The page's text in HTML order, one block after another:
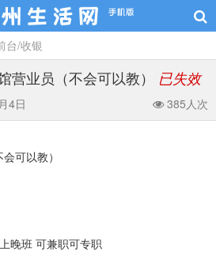
台/收银
营业员（不会可以教） 已失效
4日 385人次
可以教）
晚班 可兼职可专职